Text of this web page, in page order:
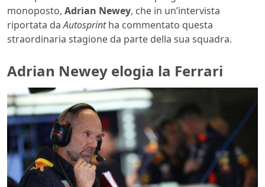
monoposto, Adrian Newey, che in un’intervista
riportata daAutosprintha commentato questa
straordinaria stagione da parte della sua squadra.
Adrian Newey elogia la Ferrari